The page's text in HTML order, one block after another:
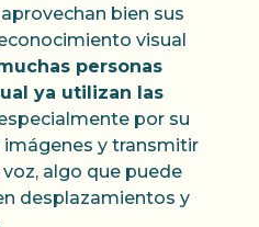
bien sus
visual
personas
ya utilizan las
por su
y transmitir
algo que puede
desplazamientos y